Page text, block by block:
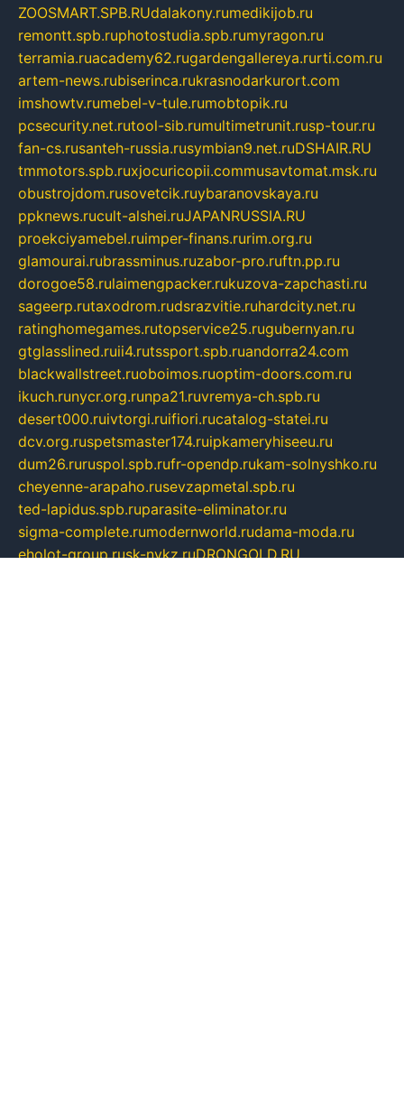
ZOOSMART.SPB.RUdalakony.rumedikijob.ru
remontt.spb.ruphotostudia.spb.rumyragon.ru
terramia.ruacademy62.rugardengallereya.rurti.com.ru
artem-news.rubiserinca.rukrasnodarkurort.com
imshowtv.rumebel-v-tule.rumobtopik.ru
pcsecurity.net.rutool-sib.rumultimetrunit.rusp-tour.ru
fan-cs.rusanteh-russia.rusymbian9.net.ruDSHAIR.RU
tmmotors.spb.ruxjocuricopii.commusavtomat.msk.ru
obustrojdom.rusovetcik.ruybaranovskaya.ru
ppknews.rucult-alshei.ruJAPANRUSSIA.RU
proekciyamebel.ruimper-finans.rurim.org.ru
glamourai.rubrassminus.ruzabor-pro.ruftn.pp.ru
dorogoe58.rulaimengpacker.rukuzova-zapchasti.ru
sageerp.rutaxodrom.rudsrazvitie.ruhardcity.net.ru
ratinghomegames.rutopservice25.rugubernyan.ru
gtglasslined.ruii4.rutssport.spb.ruandorra24.com
blackwallstreet.ruoboimos.ruoptim-doors.com.ru
ikuch.runycr.org.runpa21.ruvremya-ch.spb.ru
desert000.ruivtorgi.ruifiori.rucatalog-statei.ru
dcv.org.ruspetsmaster174.ruipkameryhiseeu.ru
dum26.ruruspol.spb.rufr-opendp.rukam-solnyshko.ru
cheyenne-arapaho.rusevzapmetal.spb.ru
ted-lapidus.spb.ruparasite-eliminator.ru
sigma-complete.rumodernworld.rudama-moda.ru
eholot-group.rusk-nvkz.ruDRONGOLD.RU